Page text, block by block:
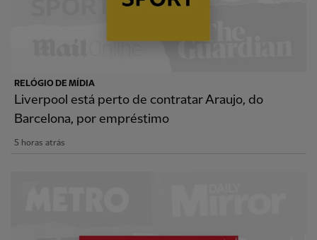
RELÓGIO DE MÍDIA
Liverpool está perto de contratar Araujo, do
Barcelona, por empréstimo
5 horas atrás